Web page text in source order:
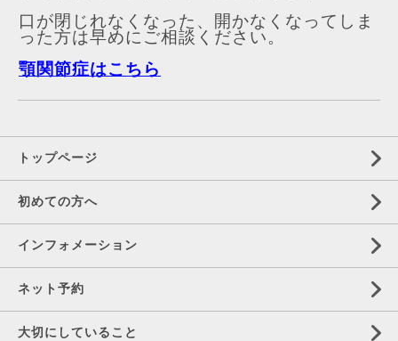
口が閉じれなくなった、開かなくなってしま
った方は早めにご相談ください。
顎関節症はこちら
トップページ
初めての方へ
インフォメーション
ネット予約
大切にしていること